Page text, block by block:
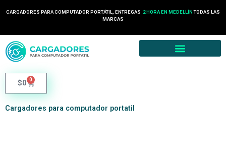
CARGADORES PARA COMPUTADOR PORTÁTIL, ENTREGAS 2 HORA EN MEDELLÍN TODAS LAS
MARCAS
$0 0
Cargadores para computador portatil